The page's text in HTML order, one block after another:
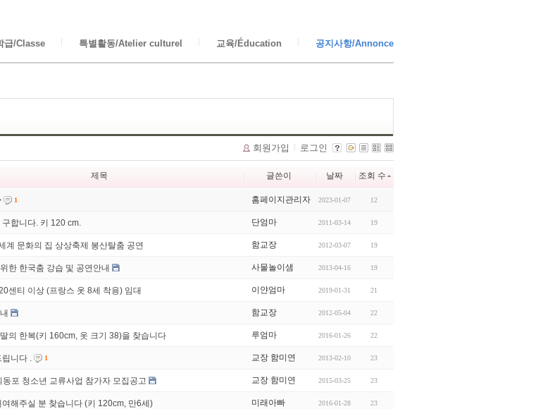
급/Classe 특별활동/Atelier culturel 교육/Éducation 공지사항/Annonce
회원가입 로그인
제목 글쓴이 날짜 조회 수
1 홈페이지관리자 2023-01-07 12
합니다. 키 120 cm. 단엄마 2011-03-14 19
계 문화의 집 상상축제 봉산탈춤 공연 함교장 2012-03-07 19
한 한국춤 강습 및 공연안내 사물놀이샘 2013-04-16 19
센티 이상 (프랑스 옷 8세 착용) 임대 이얀엄마 2019-01-31 21
함교장 2012-05-04 22
의 한복(키 160cm, 옷 크기 38)을 찾습니다 루엄마 2016-01-26 22
니다 . 1 교장 함미연 2013-02-10 23
포 청소년 교류사업 참가자 모집공고 교장 함미연 2015-03-25 23
여해주실 분 찾습니다 (키 120cm, 만6세) 미래아빠 2016-01-28 23